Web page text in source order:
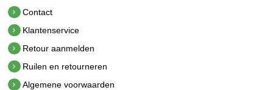
Contact
Klantenservice
Retour aanmelden
Ruilen en retourneren
Algemene voorwaarden